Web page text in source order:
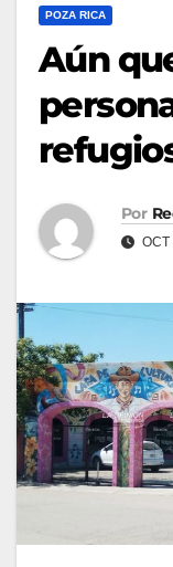
POZA RICA
Aún
Por
OCT